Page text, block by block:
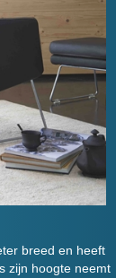
breed en heeft
zijn hoogte neemt